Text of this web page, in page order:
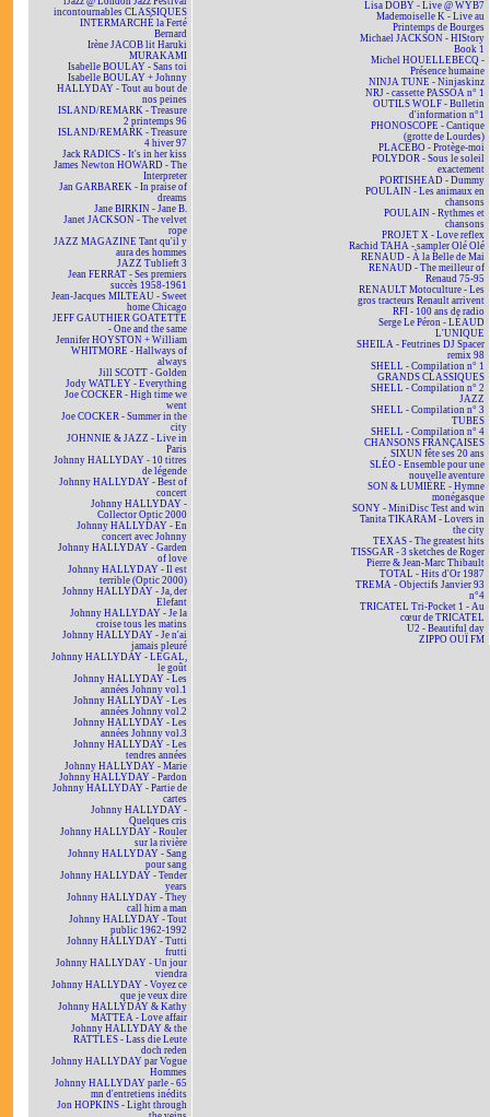
incontournables CLASSIQUES
INTERMARCHÉ la Ferté
Bernard
Irène JACOB lit Haruki
MURAKAMI
Isabelle BOULAY - Sans toi
Isabelle BOULAY + Johnny
HALLYDAY - Tout au bout de
nos peines
ISLAND/REMARK - Treasure
2 printemps 96
ISLAND/REMARK - Treasure
4 hiver 97
Jack RADICS - It's in her kiss
James Newton HOWARD - The
Interpreter
Jan GARBAREK - In praise of
dreams
Jane BIRKIN - Jane B.
Janet JACKSON - The velvet
rope
JAZZ MAGAZINE Tant qu'il y
aura des hommes
JAZZ Tublieft 3
Jean FERRAT - Ses premiers
succès 1958-1961
Jean-Jacques MILTEAU - Sweet
home Chicago
JEFF GAUTHIER GOATETTE
- One and the same
Jennifer HOYSTON + William
WHITMORE - Hallways of
always
Jill SCOTT - Golden
Jody WATLEY - Everything
Joe COCKER - High time we
went
Joe COCKER - Summer in the
city
JOHNNIE & JAZZ - Live in
Paris
Johnny HALLYDAY - 10 titres
de légende
Johnny HALLYDAY - Best of
concert
Johnny HALLYDAY -
Collector Optic 2000
Johnny HALLYDAY - En
concert avec Johnny
Johnny HALLYDAY - Garden
of love
Johnny HALLYDAY - Il est
terrible (Optic 2000)
Johnny HALLYDAY - Ja, der
Elefant
Johnny HALLYDAY - Je la
croise tous les matins
Johnny HALLYDAY - Je n'ai
jamais pleuré
Johnny HALLYDAY - LEGAL,
le goût
Johnny HALLYDAY - Les
années Johnny vol.1
Johnny HALLYDAY - Les
années Johnny vol.2
Johnny HALLYDAY - Les
années Johnny vol.3
Johnny HALLYDAY - Les
tendres années
Johnny HALLYDAY - Marie
Johnny HALLYDAY - Pardon
Johnny HALLYDAY - Partie de
cartes
Johnny HALLYDAY -
Quelques cris
Johnny HALLYDAY - Rouler
sur la rivière
Johnny HALLYDAY - Sang
pour sang
Johnny HALLYDAY - Tender
years
Johnny HALLYDAY - They
call him a man
Johnny HALLYDAY - Tout
public 1962-1992
Johnny HALLYDAY - Tutti
frutti
Johnny HALLYDAY - Un jour
viendra
Johnny HALLYDAY - Voyez ce
que je veux dire
Johnny HALLYDAY & Kathy
MATTEA - Love affair
Johnny HALLYDAY & the
RATTLES - Lass die Leute
doch reden
Johnny HALLYDAY par Vogue
Hommes
Johnny HALLYDAY parle - 65
mn d'entretiens inédits
Jon HOPKINS - Light through
Lisa DOBY - Live @ WYB7
Mademoiselle K - Live au
Printemps de Bourges
Michael JACKSON - HIStory
Book 1
Michel HOUELLEBECQ -
Présence humaine
NINJA TUNE - Ninjaskinz
NRJ - cassette PASSOA n° 1
OUTILS WOLF - Bulletin
d'information n°1
PHONOSCOPE - Cantique
(grotte de Lourdes)
PLACEBO - Protège-moi
POLYDOR - Sous le soleil
exactement
PORTISHEAD - Dummy
POULAIN - Les animaux en
chansons
POULAIN - Rythmes et
chansons
PROJET X - Love reflex
Rachid TAHA - sampler Olé Olé
RENAUD - À la Belle de Mai
RENAUD - The meilleur of
Renaud 75-95
RENAULT Motoculture - Les
gros tracteurs Renault arrivent
RFI - 100 ans de radio
Serge Le Péron - LÉAUD
L'UNIQUE
SHEILA - Feutrines DJ Spacer
remix 98
SHELL - Compilation n° 1
GRANDS CLASSIQUES
SHELL - Compilation n° 2
JAZZ
SHELL - Compilation n° 3
TUBES
SHELL - Compilation n° 4
CHANSONS FRANÇAISES
SIXUN fête ses 20 ans
SLÉO - Ensemble pour une
nouvelle aventure
SON & LUMIÈRE - Hymne
monégasque
SONY - MiniDisc Test and win
Tanita TIKARAM - Lovers in
the city
TEXAS - The greatest hits
TISSGAR - 3 sketches de Roger
Pierre & Jean-Marc Thibault
TOTAL - Hits d'Or 1987
TREMA - Objectifs Janvier 93
n°4
TRICATEL Tri-Pocket 1 - Au
cœur de TRICATEL
U2 - Beautiful day
ZIPPO OUÏ FM